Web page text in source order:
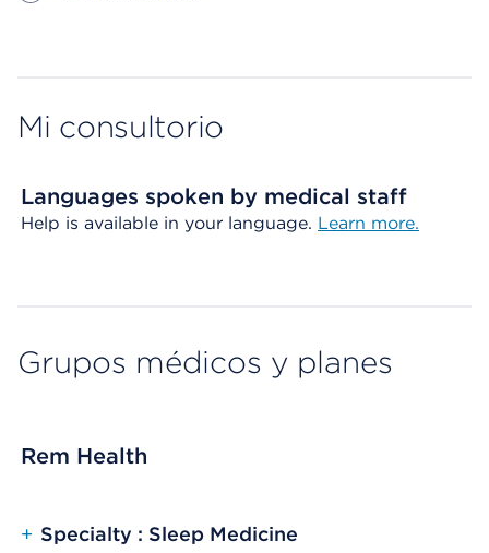
Mi consultorio
Languages spoken by medical staff
Help is available in your language. Learn more.
Grupos médicos y planes
Rem Health
+ Specialty : Sleep Medicine